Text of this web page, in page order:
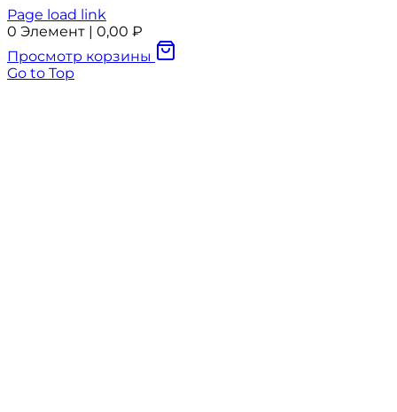
Page load link
0 Элемент | 0,00 ₽
Просмотр корзины
Go to Top